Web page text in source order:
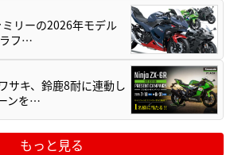
リーの2026年モデル
フ…
サキ、鈴鹿8耐に連動し
ンを…
もっと見る